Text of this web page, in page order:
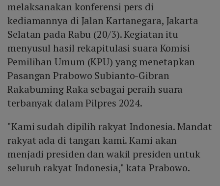
melaksanakan konferensi pers di
kediamannya di Jalan Kartanegara, Jakarta
Selatan pada Rabu (20/3). Kegiatan itu
menyusul hasil rekapitulasi suara Komisi
Pemilihan Umum (KPU) yang menetapkan
Pasangan Prabowo Subianto-Gibran
Rakabuming Raka sebagai peraih suara
terbanyak dalam Pilpres 2024.
"Kami sudah dipilih rakyat Indonesia. Mandat
rakyat ada di tangan kami. Kami akan
menjadi presiden dan wakil presiden untuk
seluruh rakyat Indonesia," kata Prabowo.